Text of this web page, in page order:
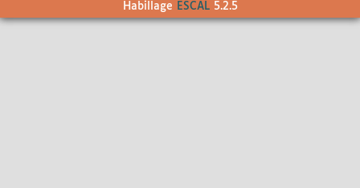
Habillage
ESCAL5.2.5